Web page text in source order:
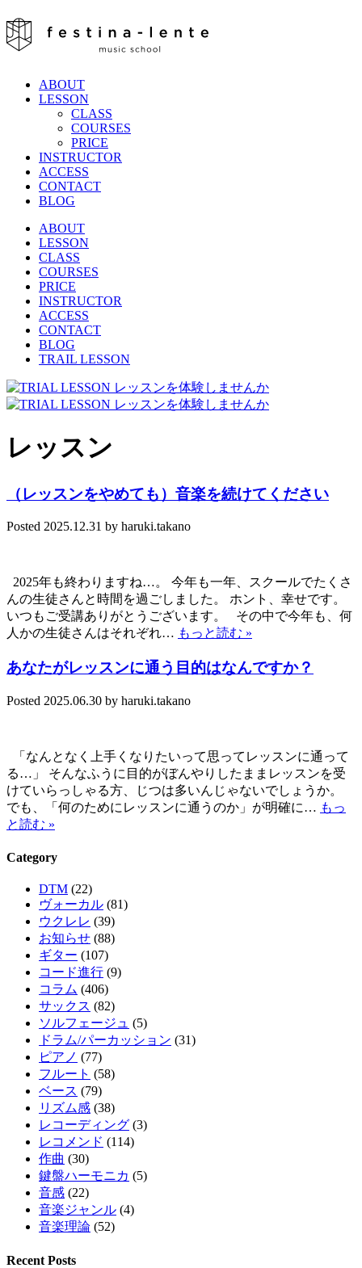
ABOUT
LESSON
CLASS
COURSES
PRICE
INSTRUCTOR
ACCESS
CONTACT
BLOG
ABOUT
LESSON
CLASS
COURSES
PRICE
INSTRUCTOR
ACCESS
CONTACT
BLOG
TRAIL LESSON
レッスン
（レッスンをやめても）音楽を続けてください
Posted 2025.12.31 by haruki.takano
2025年も終わりますね…。 今年も一年、スクールでたくさ
んの生徒さんと時間を過ごしました。 ホント、幸せです。
いつもご受講ありがとうございます。 その中で今年も、何
人かの生徒さんはそれぞれ… もっと読む »
あなたがレッスンに通う目的はなんですか？
Posted 2025.06.30 by haruki.takano
「なんとなく上手くなりたいって思ってレッスンに通って
る…」 そんなふうに目的がぼんやりしたままレッスンを受
けていらっしゃる方、じつは多いんじゃないでしょうか。
でも、「何のためにレッスンに通うのか」が明確に… もっ
と読む »
Category
DTM (22)
ヴォーカル (81)
ウクレレ (39)
お知らせ (88)
ギター (107)
コード進行 (9)
コラム (406)
サックス (82)
ソルフェージュ (5)
ドラム/パーカッション (31)
ピアノ (77)
フルート (58)
ベース (79)
リズム感 (38)
レコーディング (3)
レコメンド (114)
作曲 (30)
鍵盤ハーモニカ (5)
音感 (22)
音楽ジャンル (4)
音楽理論 (52)
Recent Posts